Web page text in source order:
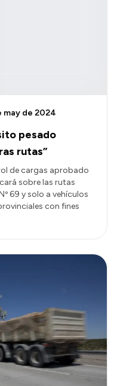
pesado
rutas”
may de 2024
de cargas aprobado
sobre las rutas
69 y solo a vehículos
con fines